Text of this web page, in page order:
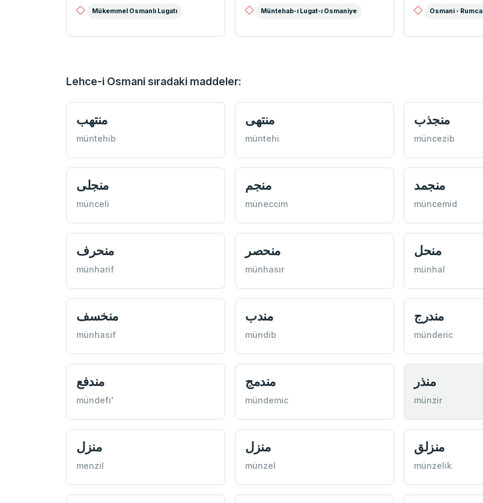
Mükemmel Osmanlı Lugatı Müntehab-ı Lugat-ı Osmaniye Osmani - Rumca
Lehce-i Osmani sıradaki maddeler:
منتهب
müntehib
منتهی
müntehi
منجذب
müncezib
منجلی
münceli
منجم
müneccim
منجمد
müncemid
منحرف
münharif
منحصر
münhasır
منحل
münhal
منخسف
münhasif
مندب
mündib
مندرج
münderic
مندفع
mündefi'
مندمج
mündemic
منذر
münzir
منزل
menzil
منزل
münzel
منزلق
münzelik